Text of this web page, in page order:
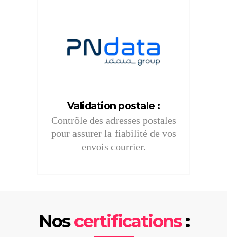
Validation postale :
Contrôle des adresses postales
pour assurer la fiabilité de vos
envois courrier.
Noscertifications: